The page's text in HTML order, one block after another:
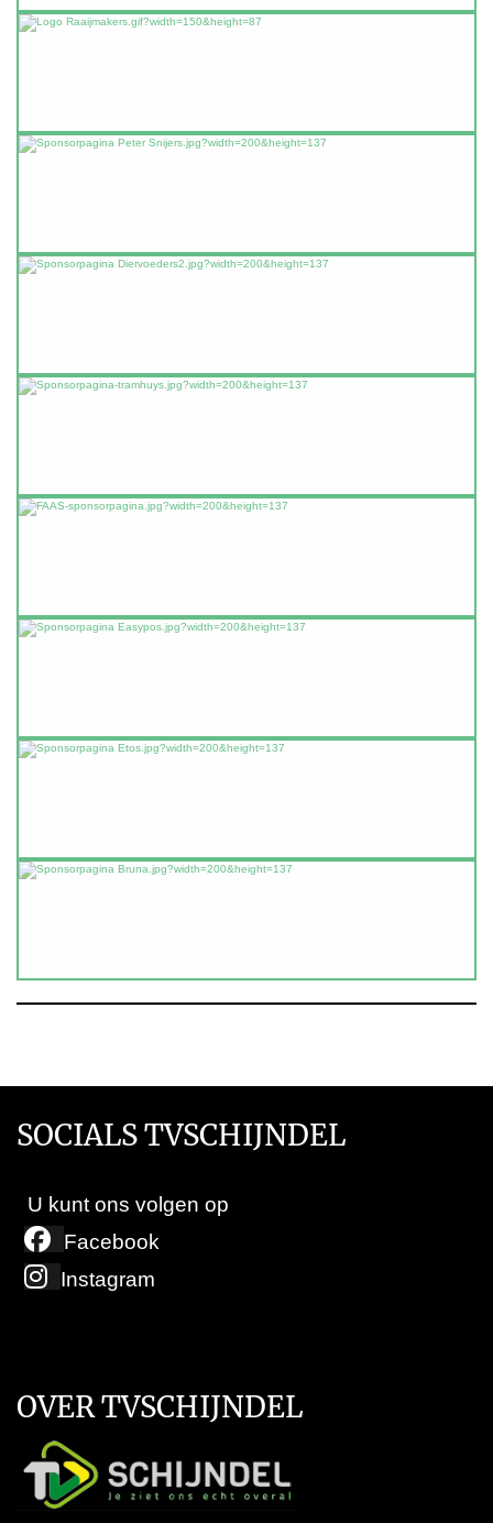
SOCIALS TVSCHIJNDEL
U kunt ons volgen op
Facebook
Instagram
OVER TVSCHIJNDEL